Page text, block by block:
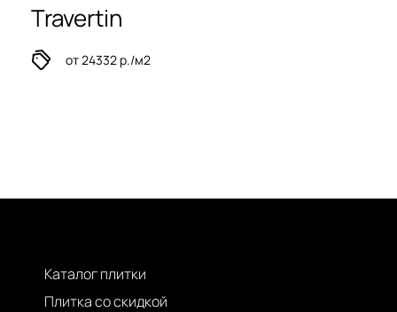
Travertin
от 24332 р./м2
Каталог плитки
Плитка со скидкой